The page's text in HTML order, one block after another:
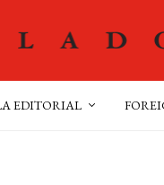
EDITORIAL